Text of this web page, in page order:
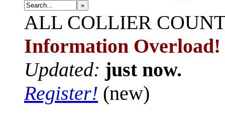
»
ALL COLLIER
Information Overload!
Updated: just now.
Register! (new)